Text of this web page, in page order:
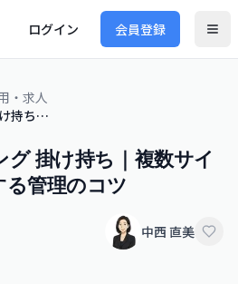
ログイン 会員登録
・求人
クラウドソーシング 掛け持ち｜複数サイトで案件を確保する管理のコツ
掛け持ち｜複数サイ
る管理のコツ
中西 直美